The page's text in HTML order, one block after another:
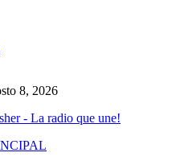
8, 2026
- La radio que une!